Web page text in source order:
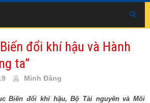
đổi khí hậu và Hành
ta”
Minh Đăng
Biến đổi khí hậu, Bộ Tài nguyên và Môi